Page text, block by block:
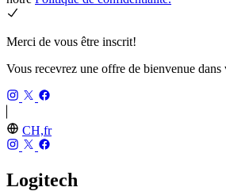
Merci de vous être inscrit!
Vous recevrez une offre de bienvenue
CH,fr
Logitech